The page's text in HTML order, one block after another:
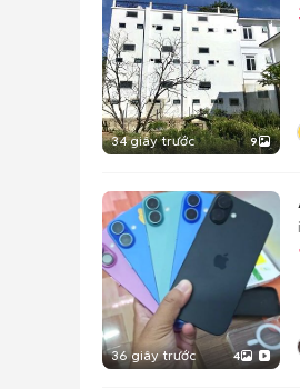
34 giây trước 9
36 giây trước 4